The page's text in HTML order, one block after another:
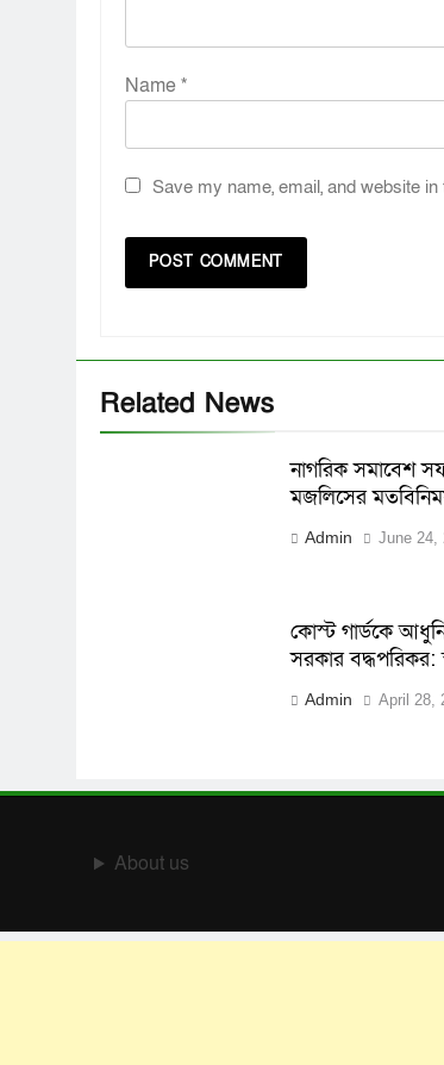
Name*
Save my name, email, and website
Related News
নাগরিক সমাবেশ
মজলিসের
Admin June 24,
কোস্ট গার্ডকে
সরকার বদ্ধপরিকর:
Admin April 28,
About us